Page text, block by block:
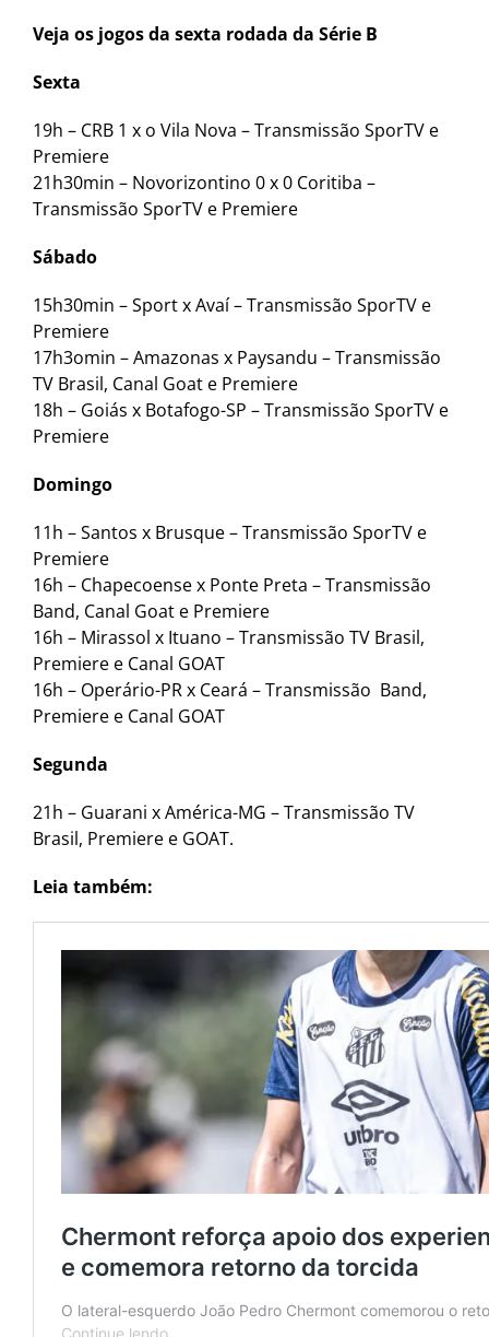
Veja os jogos da sexta rodada da Série B
Sexta
19h – CRB 1 x o Vila Nova – Transmissão SporTV e
Premiere
21h30min – Novorizontino 0 x 0 Coritiba –
Transmissão SporTV e Premiere
Sábado
15h30min – Sport x Avaí – Transmissão SporTV e
Premiere
17h3omin – Amazonas x Paysandu – Transmissão
TV Brasil, Canal Goat e Premiere
18h – Goiás x Botafogo-SP – Transmissão SporTV e
Premiere
Domingo
11h – Santos x Brusque – Transmissão SporTV e
Premiere
16h – Chapecoense x Ponte Preta – Transmissão
Band, Canal Goat e Premiere
16h – Mirassol x Ituano – Transmissão TV Brasil,
Premiere e Canal GOAT
16h – Operário-PR x Ceará – Transmissão Band,
Premiere e Canal GOAT
Segunda
21h – Guarani x América-MG – Transmissão TV
Brasil, Premiere e GOAT.
Leia também: